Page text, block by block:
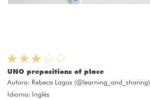
UNO prepositions of place
Autora: Rebeca Lagos (@learning_and_sharing)
Idioma: Inglés